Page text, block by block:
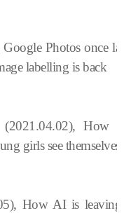
Google Photos once
labelling is back
(2021.04.02),How
girls see themselves
How AI is leaving